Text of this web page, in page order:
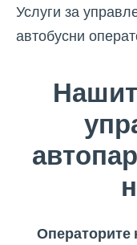
Услуги за
автобусни
Операторите